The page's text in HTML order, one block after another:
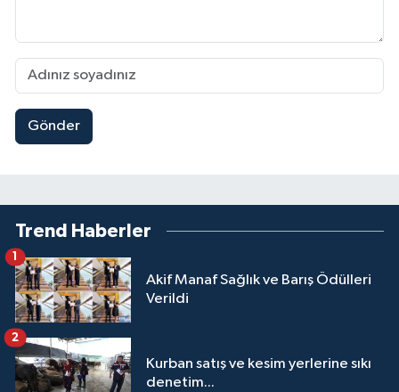
Gönder
Trend Haberler
Akif Manaf Sağlık ve Barış Ödülleri
Verildi
1
Kurban satış ve kesim yerlerine sıkı
denetim...
2